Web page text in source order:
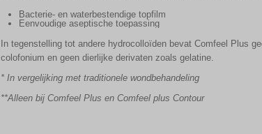
Bacterie- en waterbestendige topfilm
Eenvoudige aseptische toepassing
In tegenstelling tot andere hydrocolloïden bevat Comfeel Plus
colofonium en geen dierlijke derivaten zoals gelatine.
* In vergelijking met traditionele wondbehandeling
**Alleen bij Comfeel Plus en Comfeel plus Contour